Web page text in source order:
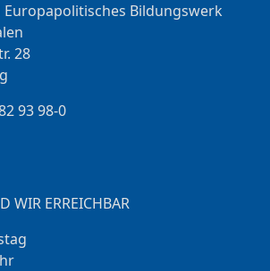
Bildungswerk
28
93 98-0
WIR ERREICHBAR